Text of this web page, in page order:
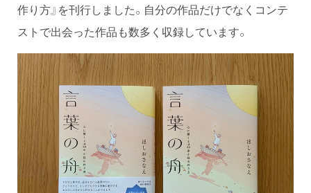
作り方』を刊行しました。自分の作品だけでなくコンテ
ストで出会った作品も数多く収録しています。